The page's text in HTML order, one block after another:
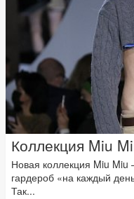
Коллекция Miu
Новая коллекция Miu Miu
гардероб «на каждый
Так...